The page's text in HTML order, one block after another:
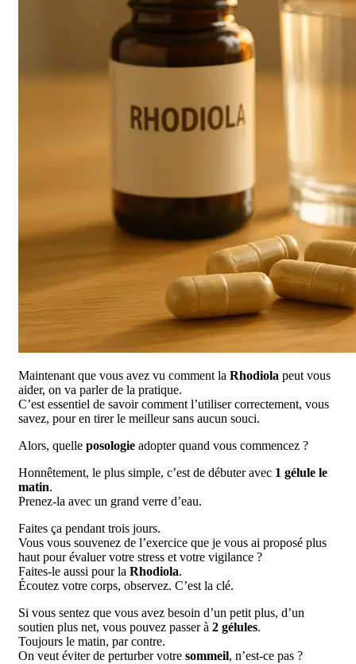
Maintenant que vous avez vu comment la Rhodiola peut vous
aider, on va parler de la pratique.
C’est essentiel de savoir comment l’utiliser correctement, vous
savez, pour en tirer le meilleur sans aucun souci.
Alors, quelle posologie adopter quand vous commencez ?
Honnêtement, le plus simple, c’est de débuter avec 1 gélule le
matin.
Prenez-la avec un grand verre d’eau.
Faites ça pendant trois jours.
Vous vous souvenez de l’exercice que je vous ai proposé plus
haut pour évaluer votre stress et votre vigilance ?
Faites-le aussi pour la Rhodiola.
Écoutez votre corps, observez. C’est la clé.
Si vous sentez que vous avez besoin d’un petit plus, d’un
soutien plus net, vous pouvez passer à 2 gélules.
Toujours le matin, par contre.
On veut éviter de perturber votre sommeil, n’est-ce pas ?